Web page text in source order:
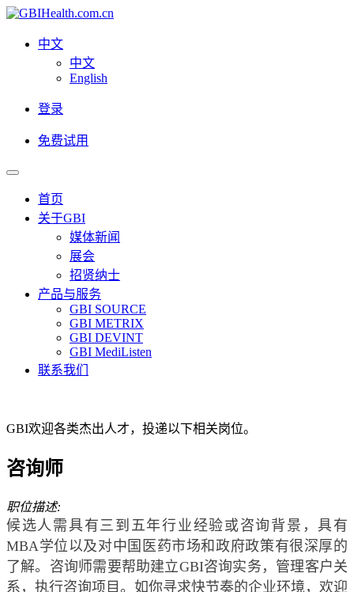
中文
中文
English
登录
免费试用
首页
关于GBI
媒体新闻
展会
招贤纳士
产品与服务
GBI SOURCE
GBI METRIX
GBI DEVINT
GBI MediListen
联系我们
GBI欢迎各类杰出人才，投递以下相关岗位。
咨询师
职位描述:
候选人需具有三到五年行业经验或咨询背景，具有
MBA学位以及对中国医药市场和政府政策有很深厚的
了解。咨询师需要帮助建立GBI咨询实务，管理客户关
系，执行咨询项目。如你寻求快节奏的企业环境，欢迎